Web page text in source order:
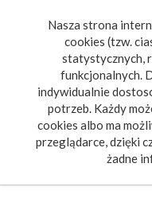
Nasza strona
cookies (tzw.
statystycznych,
funkcjonalnych.
indywidualnie
potrzeb. Każdy
cookies albo ma
przeglądarce, dzięki
żadne